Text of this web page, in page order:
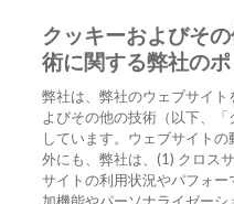
ホーム/
ヒト脳性ナトリウム利尿ペプ
ProBNP）のモニタリング
ヒト脳性ナトリ
クッキーおよびそ
術に関する弊社の
弊社は、弊社のウェブサイ
よびその他の技術（以下、
しています。ウェブサイト
外にも、弊社は、(1) クロス
サイトの利用状況やパフォ